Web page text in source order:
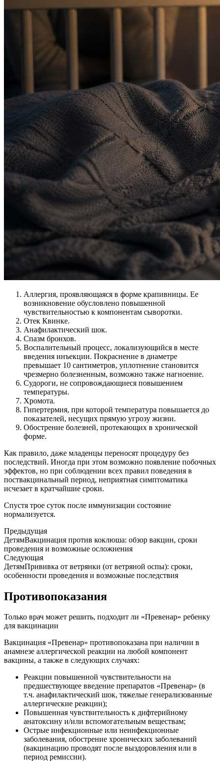
Аллергия, проявляющаяся в форме крапивницы. Ее
возникновение обусловлено повышенной
чувствительностью к компонентам сыворотки.
Отек Квинке.
Анафилактический шок.
Спазм бронхов.
Воспалительный процесс, локализующийся в месте
введения инъекции. Покраснение в диаметре
превышает 10 сантиметров, уплотнение становится
чрезмерно болезненным, возможно также нагноение.
Судороги, не сопровождающиеся повышением
температуры.
Хромота.
Гипертермия, при которой температура повышается до
показателей, несущих прямую угрозу жизни.
Обострение болезней, протекающих в хронической
форме.
Как правило, даже младенцы переносят процедуру без
последствий. Иногда при этом возможно появление побочных
эффектов, но при соблюдении всех правил поведения в
поствакцинальный период, неприятная симптоматика
исчезает в кратчайшие сроки.
Спустя трое суток после иммунизации состояние
нормализуется.
Предыдущая
ДетямВакцинация против коклюша: обзор вакцин, сроки
проведения и возможные осложнения
Следующая
ДетямПрививка от ветрянки (от ветряной оспы): сроки,
особенности проведения и возможные последствия
Противопоказания
Только врач может решить, подходит ли «Превенар» ребенку
для вакцинации
Вакцинация «Превенар» противопоказана при наличии в
анамнезе аллергической реакции на любой компонент
вакцины, а также в следующих случаях:
Реакции повышенной чувствительности на
предшествующее введение препаратов «Превенар» (в
т.ч. анафилактический шок, тяжелые генерализованные
аллергические реакции);
Повышенная чувствительность к дифтерийному
анатоксину и/или вспомогательным веществам;
Острые инфекционные или неинфекционные
заболевания, обострение хронических заболеваний
(вакцинацию проводят после выздоровления или в
период ремиссии).